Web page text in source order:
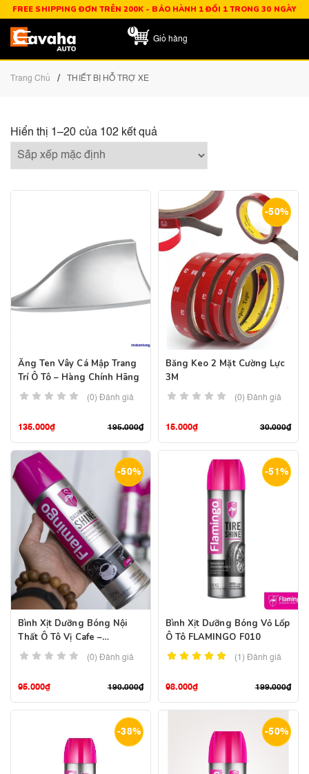
FREE SHIPPING ĐƠN TRÊN 200K - BẢO HÀNH 1 ĐỔI 1 TRONG 30 NGÀY
0
Giỏ hàng
Trang Chủ / THIẾT BỊ HỖ TRỢ XE
Hiển thị 1–20 của 102 kết quả
Ăng Ten Vây Cá Mập Trang
Trí Ô Tô – Hàng Chính Hãng
(0) Đánh giá
195.000₫
135.000₫
-50%
Băng Keo 2 Mặt Cường Lực
3M
(0) Đánh giá
30.000₫
15.000₫
-50%
Bình Xịt Dưỡng Bóng Nội
Thất Ô Tô Vị Cafe –
Flamingo F096
(0) Đánh giá
190.000₫
95.000₫
-51%
Bình Xịt Dưỡng Bóng Vỏ Lốp
Ô Tô FLAMINGO F010
(1)Đánh giá
199.000₫
98.000₫
-38% -50%